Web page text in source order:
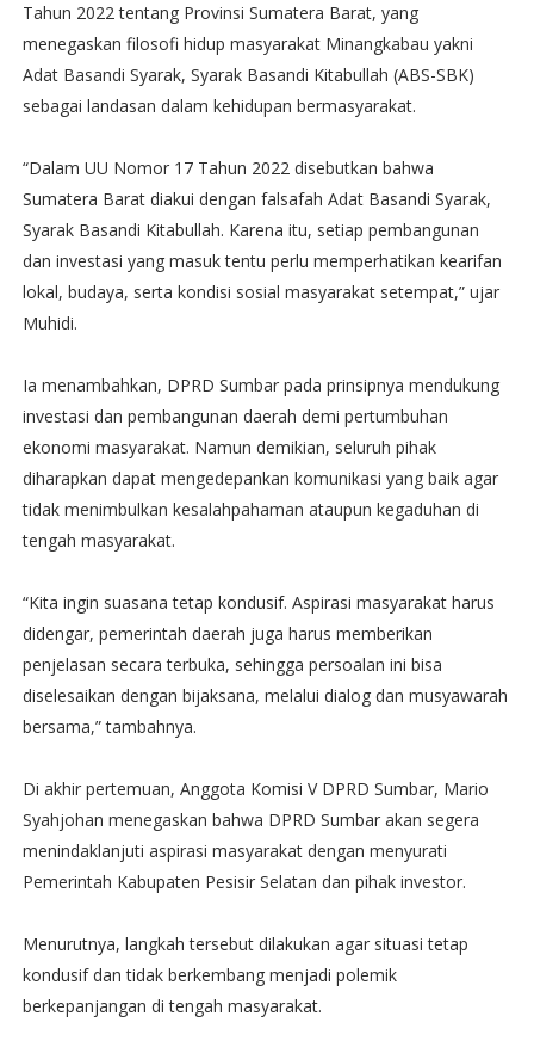
Tahun 2022 tentang Provinsi Sumatera Barat, yang
menegaskan filosofi hidup masyarakat Minangkabau yakni
Adat Basandi Syarak, Syarak Basandi Kitabullah (ABS-SBK)
sebagai landasan dalam kehidupan bermasyarakat.
“Dalam UU Nomor 17 Tahun 2022 disebutkan bahwa
Sumatera Barat diakui dengan falsafah Adat Basandi Syarak,
Syarak Basandi Kitabullah. Karena itu, setiap pembangunan
dan investasi yang masuk tentu perlu memperhatikan kearifan
lokal, budaya, serta kondisi sosial masyarakat setempat,” ujar
Muhidi.
Ia menambahkan, DPRD Sumbar pada prinsipnya mendukung
investasi dan pembangunan daerah demi pertumbuhan
ekonomi masyarakat. Namun demikian, seluruh pihak
diharapkan dapat mengedepankan komunikasi yang baik agar
tidak menimbulkan kesalahpahaman ataupun kegaduhan di
tengah masyarakat.
“Kita ingin suasana tetap kondusif. Aspirasi masyarakat harus
didengar, pemerintah daerah juga harus memberikan
penjelasan secara terbuka, sehingga persoalan ini bisa
diselesaikan dengan bijaksana, melalui dialog dan musyawarah
bersama,” tambahnya.
Di akhir pertemuan, Anggota Komisi V DPRD Sumbar, Mario
Syahjohan menegaskan bahwa DPRD Sumbar akan segera
menindaklanjuti aspirasi masyarakat dengan menyurati
Pemerintah Kabupaten Pesisir Selatan dan pihak investor.
Menurutnya, langkah tersebut dilakukan agar situasi tetap
kondusif dan tidak berkembang menjadi polemik
berkepanjangan di tengah masyarakat.